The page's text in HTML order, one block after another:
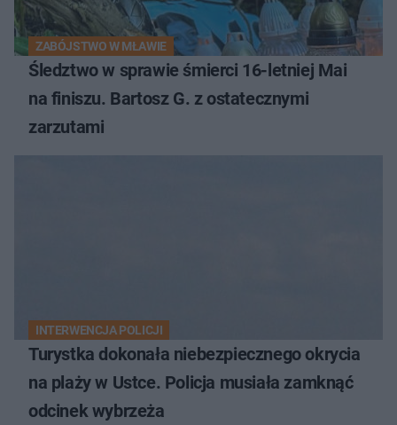
ZABÓJSTWO W MŁAWIE
Śledztwo w sprawie śmierci 16-letniej Mai
na finiszu. Bartosz G. z ostatecznymi
zarzutami
INTERWENCJA POLICJI
Turystka dokonała niebezpiecznego okrycia
na plaży w Ustce. Policja musiała zamknąć
odcinek wybrzeża